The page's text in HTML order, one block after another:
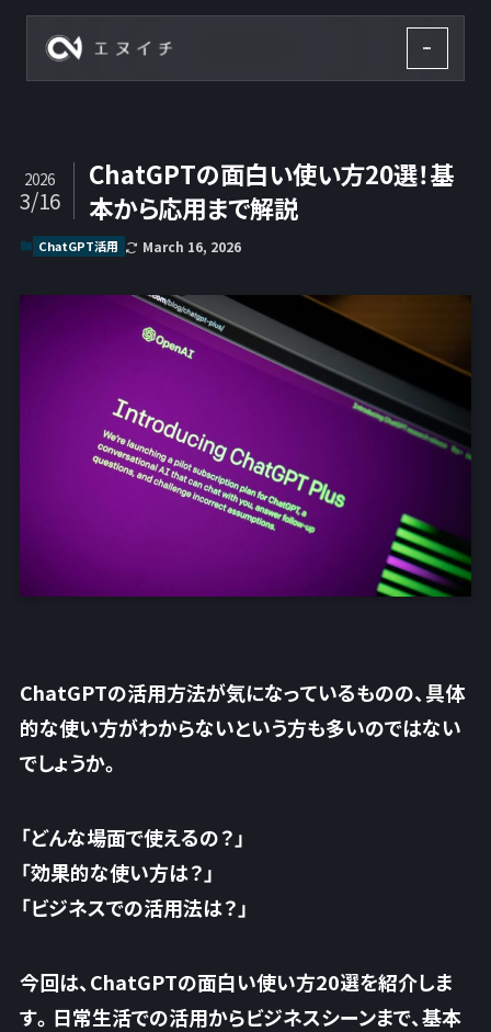
ChatGPTの面白い使い方20選！基
本から応用まで解説
2026
3/16
ChatGPT活用 March 16, 2026
ChatGPTの活用方法が気になっているものの、具体
的な使い方がわからないという方も多いのではない
でしょうか。
「どんな場面で使えるの？」
「効果的な使い方は？」
「ビジネスでの活用法は？」
今回は、ChatGPTの面白い使い方20選を紹介しま
す。 日常生活での活用からビジネスシーンまで、基本